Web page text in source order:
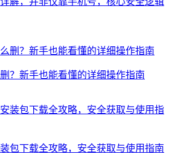
？新手也能看懂的详细操作指南
包下载全攻略，安全获取与使用指南